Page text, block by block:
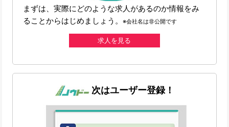
まずは、実際にどのような求人があるのか情報をみ
ることからはじめましょう。※会社名は非公開です
求人を見る
次はユーザー登録！